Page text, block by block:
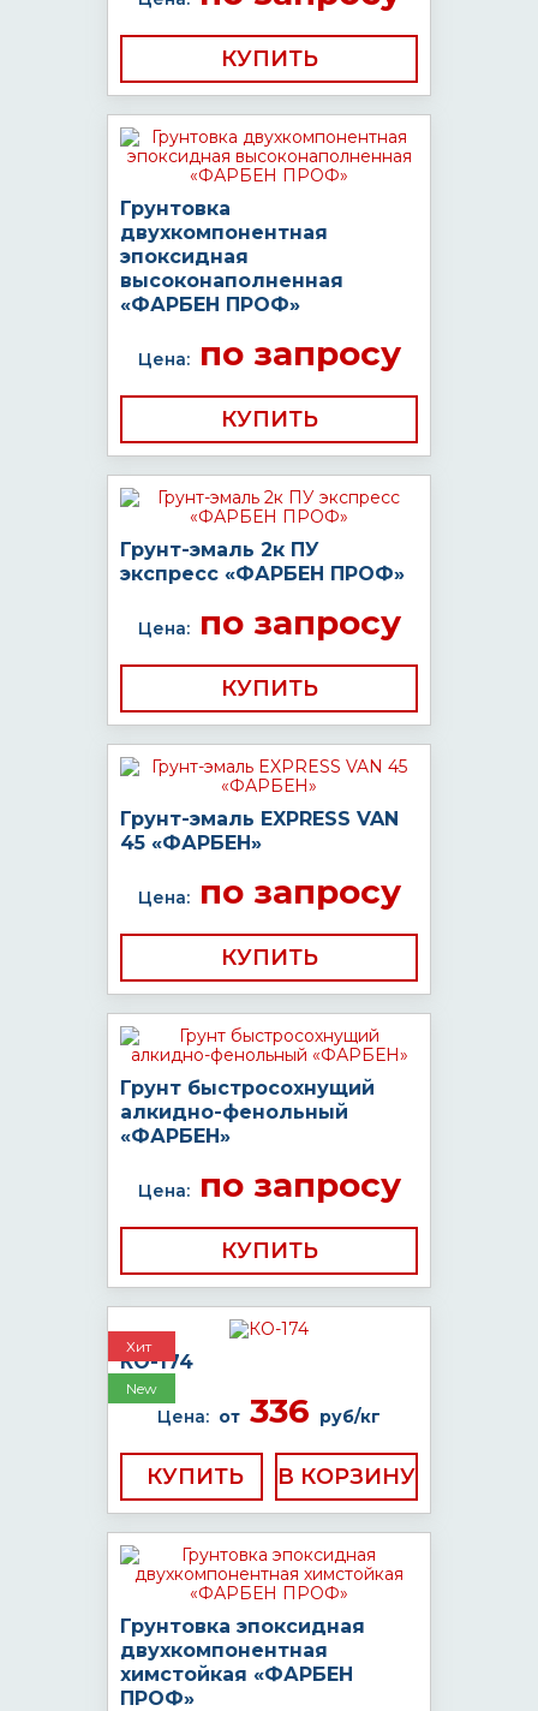
КУПИТЬ
Грунтовка
двухкомпонентная
эпоксидная
высоконаполненная
«ФАРБЕН ПРОФ»
Цена:по запросу
КУПИТЬ
Грунт-эмаль 2к ПУ
экспресс «ФАРБЕН ПРОФ»
Цена:по запросу
КУПИТЬ
Грунт-эмаль EXPRESS VAN
45 «ФАРБЕН»
Цена:по запросу
КУПИТЬ
Грунт быстросохнущий
алкидно-фенольный
«ФАРБЕН»
Цена:по запросу
КУПИТЬ
Хит
New
КО-174
Цена: от 336 руб/кг
КУПИТЬ
Грунтовка эпоксидная
двухкомпонентная
химстойкая «ФАРБЕН
ПРОФ»